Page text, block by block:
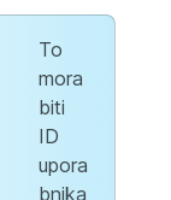
To
mora
biti
ID
upora
bnika